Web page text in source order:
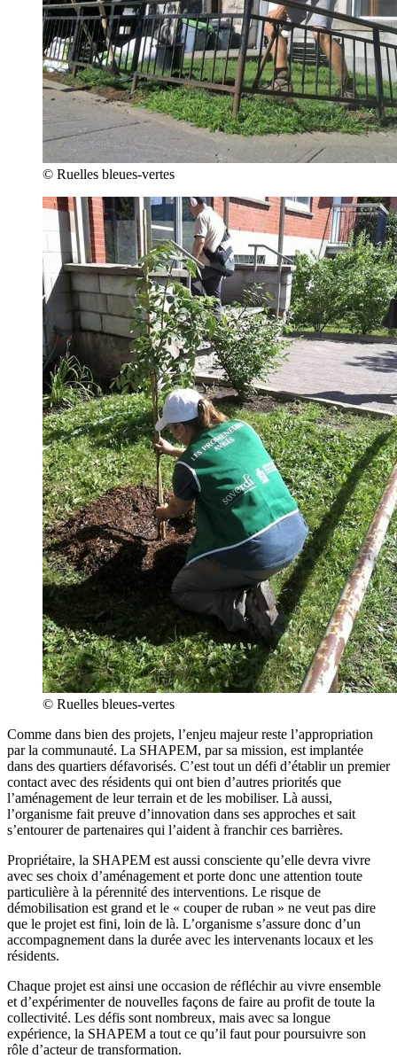
© Ruelles bleues-vertes
© Ruelles bleues-vertes
Comme dans bien des projets, l’enjeu majeur reste l’appropriation
par la communauté. La SHAPEM, par sa mission, est implantée
dans des quartiers défavorisés. C’est tout un défi d’établir un premier
contact avec des résidents qui ont bien d’autres priorités que
l’aménagement de leur terrain et de les mobiliser. Là aussi,
l’organisme fait preuve d’innovation dans ses approches et sait
s’entourer de partenaires qui l’aident à franchir ces barrières.
Propriétaire, la SHAPEM est aussi consciente qu’elle devra vivre
avec ses choix d’aménagement et porte donc une attention toute
particulière à la pérennité des interventions. Le risque de
démobilisation est grand et le « couper de ruban » ne veut pas dire
que le projet est fini, loin de là. L’organisme s’assure donc d’un
accompagnement dans la durée avec les intervenants locaux et les
résidents.
Chaque projet est ainsi une occasion de réfléchir au vivre ensemble
et d’expérimenter de nouvelles façons de faire au profit de toute la
collectivité. Les défis sont nombreux, mais avec sa longue
expérience, la SHAPEM a tout ce qu’il faut pour poursuivre son
rôle d’acteur de transformation.